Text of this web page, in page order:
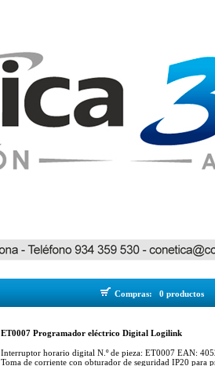
Compras: 0 productos
ET0007 Programador eléctrico Digital Logilink
Interruptor horario digital N.º de pieza: ET0007 EAN:
Toma de corriente con obturador de seguridad IP20 para